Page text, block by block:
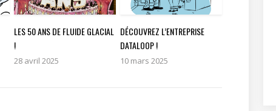
LES 50 ANS DE FLUIDE GLACIAL
!
28 avril 2025
DÉCOUVREZ L’ENTREPRISE
DATALOOP !
10 mars 2025